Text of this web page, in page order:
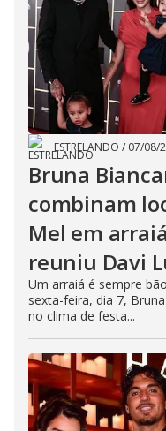
ESTRELANDO / 07/08/
Bruna
combinam
Mel em
reuniu Davi
Um arraiá é sempre
sexta-feira, dia 7,
no clima de festa...